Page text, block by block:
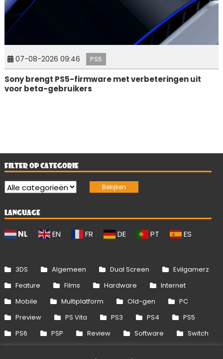
07-08-2026 09:46 PS5
Sony brengt PS5-firmware met verbeteringen uit
voor beta-gebruikers
FILTER OP CATEGORIE
LANGUAGE
NL EN FR DE PT ES
3DS Algemeen Dual Screen
Evilgamerz
Feature
Films Hardware
Internet
Mobile
Multiplatform Old-gen
PC
Preview
PS Vita PS3 PS4
PS5
PS6
PSP Review Software
Switch